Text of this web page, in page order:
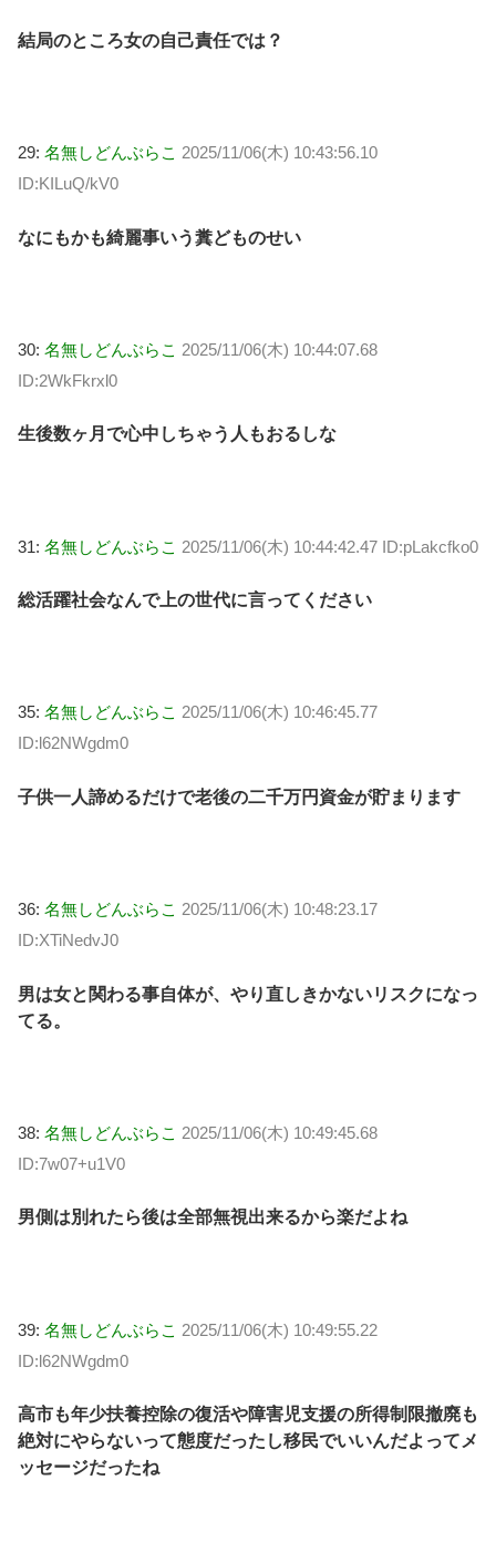
結局のところ女の自己責任では？
29: 名無しどんぶらこ 2025/11/06(木) 10:43:56.10
ID:KILuQ/kV0
なにもかも綺麗事いう糞どものせい
30: 名無しどんぶらこ 2025/11/06(木) 10:44:07.68
ID:2WkFkrxl0
生後数ヶ月で心中しちゃう人もおるしな
31: 名無しどんぶらこ 2025/11/06(木) 10:44:42.47 ID:pLakcfko0
総活躍社会なんで上の世代に言ってください
35: 名無しどんぶらこ 2025/11/06(木) 10:46:45.77
ID:l62NWgdm0
子供一人諦めるだけで老後の二千万円資金が貯まります
36: 名無しどんぶらこ 2025/11/06(木) 10:48:23.17
ID:XTiNedvJ0
男は女と関わる事自体が、やり直しきかないリスクになっ
てる。
38: 名無しどんぶらこ 2025/11/06(木) 10:49:45.68
ID:7w07+u1V0
男側は別れたら後は全部無視出来るから楽だよね
39: 名無しどんぶらこ 2025/11/06(木) 10:49:55.22
ID:l62NWgdm0
高市も年少扶養控除の復活や障害児支援の所得制限撤廃も
絶対にやらないって態度だったし移民でいいんだよってメ
ッセージだったね